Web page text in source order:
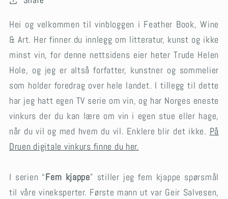
Hei og velkommen til vinbloggen i Feather Book, Wine
& Art. Her finner du innlegg om litteratur, kunst og ikke
minst vin, for denne nettsidens eier heter Trude Helen
Hole, og jeg er altså forfatter, kunstner og sommelier
som holder foredrag over hele landet. I tillegg til dette
har jeg hatt egen TV serie om vin, og har Norges eneste
vinkurs der du kan lære om vin i egen stue eller hage,
når du vil og med hvem du vil. Enklere blir det ikke. På
Druen digitale vinkurs finne du her.
I serien “Fem kjappe” stiller jeg fem kjappe spørsmål
til våre vineksperter. Første mann ut var Geir Salvesen,